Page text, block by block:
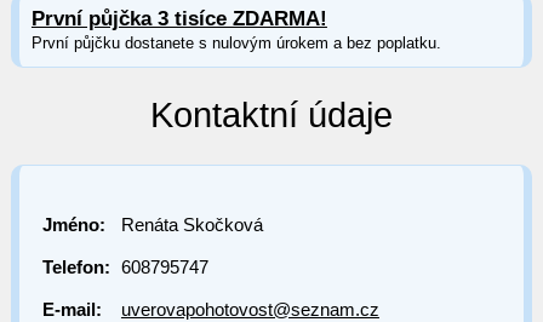
První půjčka 3 tisíce ZDARMA!
První půjčku dostanete s nulovým úrokem a bez poplatku.
Kontaktní údaje
Jméno: Renáta Skočková
Telefon: 608795747
E-mail: uverovapohotovost@seznam.cz